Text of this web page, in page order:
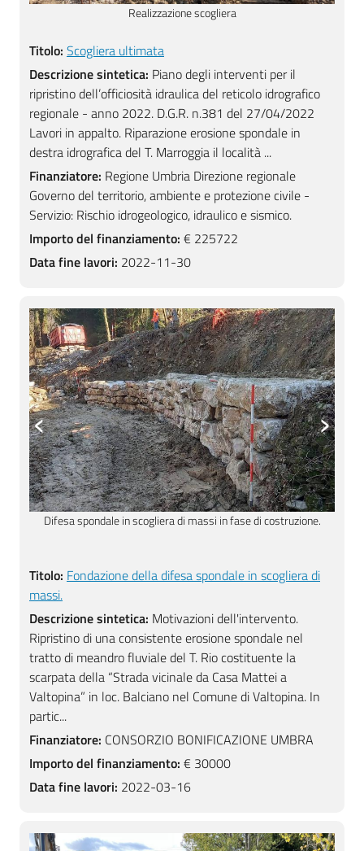
Scogliera in corso di esecuzione
Titolo: Scogliera ultimata
Descrizione sintetica: Piano degli interventi per il
ripristino dell’officiosità idraulica del reticolo idrografico
regionale - anno 2022. D.G.R. n.381 del 27/04/2022
Lavori in appalto. Riparazione erosione spondale in
destra idrografica del T. Marroggia il località ...
Finanziatore: Regione Umbria Direzione regionale
Governo del territorio, ambiente e protezione civile -
Servizio: Rischio idrogeologico, idraulico e sismico.
Importo del finanziamento: € 225722
Data fine lavori: 2022-11-30
Vista opere ultimate.
‹ ›
Titolo: Fondazione della difesa spondale in scogliera di
massi.
Descrizione sintetica: Motivazioni dell'intervento.
Ripristino di una consistente erosione spondale nel
tratto di meandro fluviale del T. Rio costituente la
scarpata della “Strada vicinale da Casa Mattei a
Valtopina” in loc. Balciano nel Comune di Valtopina. In
partic...
Finanziatore: CONSORZIO BONIFICAZIONE UMBRA
Importo del finanziamento: € 30000
Data fine lavori: 2022-03-16